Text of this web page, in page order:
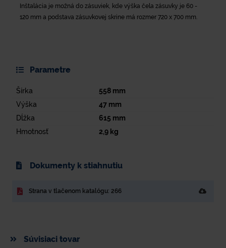
Inštalácia je možná do zásuviek, kde výška čela zásuvky je 60 -
120 mm a podstava zásuvkovej skrine má rozmer 720 x 700 mm.
Parametre
Šírka 558mm
Výška
47mm
Dĺžka
615 mm
Hmotnosť
2,9kg
Dokumenty k stiahnutiu
Strana v tlačenom katalógu: 266
Súvisiaci tovar